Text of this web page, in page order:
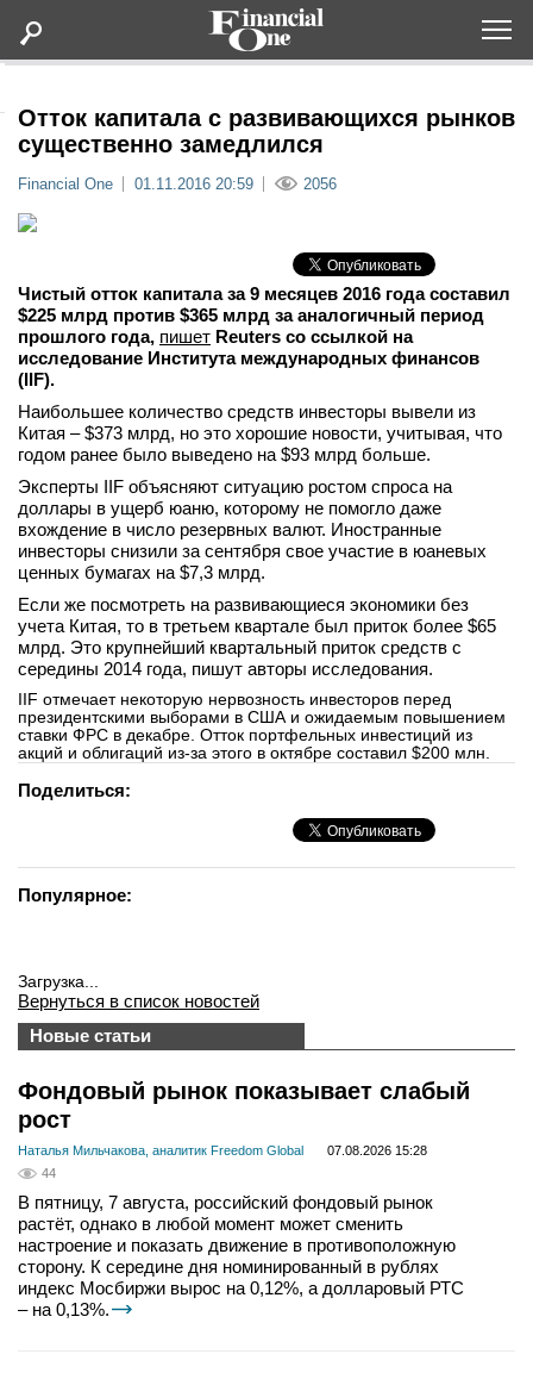
Статьи
Lifestyle
Мероприятия
Новости
Интервью
вконтакте
телеграм
Стать автором
Вход
Отток капитала с развивающихся рынков
существенно замедлился
Financial One 01.11.2016 20:59 2056
Чистый отток капитала за 9 месяцев 2016 года составил
$225 млрд против $365 млрд за аналогичный период
прошлого года, пишет Reuters со ссылкой на
исследование Института международных финансов
(IIF).
Наибольшее количество средств инвесторы вывели из
Китая – $373 млрд, но это хорошие новости, учитывая, что
годом ранее было выведено на $93 млрд больше.
Эксперты IIF объясняют ситуацию ростом спроса на
доллары в ущерб юаню, которому не помогло даже
вхождение в число резервных валют. Иностранные
инвесторы снизили за сентября свое участие в юаневых
ценных бумагах на $7,3 млрд.
Если же посмотреть на развивающиеся экономики без
учета Китая, то в третьем квартале был приток более $65
млрд. Это крупнейший квартальный приток средств с
середины 2014 года, пишут авторы исследования.
IIF отмечает некоторую нервозность инвесторов перед
президентскими выборами в США и ожидаемым повышением
ставки ФРС в декабре. Отток портфельных инвестиций из
акций и облигаций из-за этого в октябре составил $200 млн.
Поделиться:
Популярное:
Загрузка...
Вернуться в список новостей
Новые статьи
Фондовый рынок показывает слабый
рост
Наталья Мильчакова, аналитик Freedom Global
07.08.2026 15:28
44
В пятницу, 7 августа, российский фондовый рынок
растёт, однако в любой момент может сменить
настроение и показать движение в противоположную
сторону. К середине дня номинированный в рублях
индекс Мосбиржи вырос на 0,12%, а долларовый РТС
– на 0,13%.